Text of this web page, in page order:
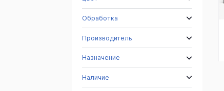
Обработка
Производитель
Назначение
Наличие